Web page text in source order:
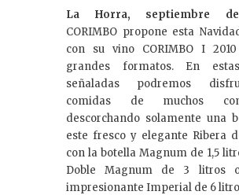
La Horra, septiembre
CORIMBO propone esta
con su vino CORIMBO I
grandes formatos. En
señaladas podremos
comidas de muchos
descorchando solamente una
este fresco y elegante Ribera
con la botella Magnum de 1,5
Doble Magnum de 3 litros
impresionante Imperial de 6